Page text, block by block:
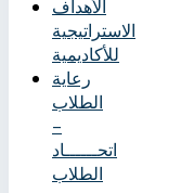
الأهداف
الاستراتيجية
للأكاديمية
رعاية
الطلاب
–
اتحــــــاد
الطلاب